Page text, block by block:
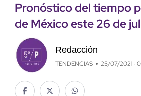
Pronóstico del tiempo
de México este 26 de
Redacción
TENDENCIAS 25/07/2021 ·